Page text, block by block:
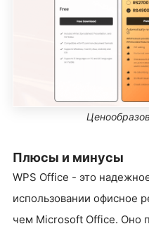
Плюсы и минусы
WPS Office - это
использовании офисное
чем Microsoft Office. Оно